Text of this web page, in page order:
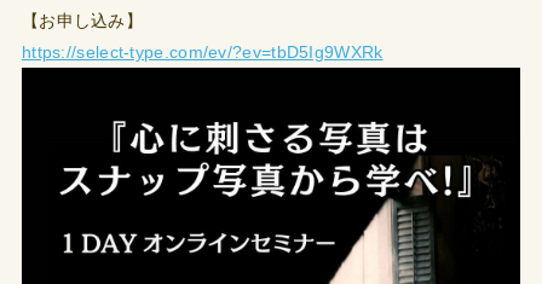
【お申し込み】
https://select-type.com/ev/?ev=tbD5Ig9WXRk